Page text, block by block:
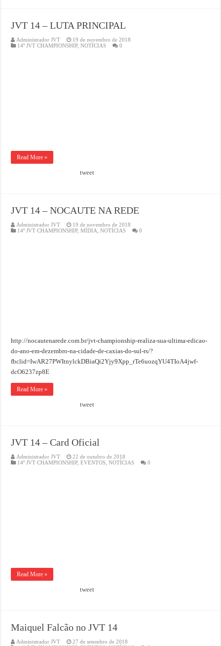
JVT 14 – LUTA PRINCIPAL
Administrador JVT
19 de novembro de 2018
14º JVT CHAMPIONSHIP,NOTÍCIAS 0
Read More »
tweet
JVT 14 – NOCAUTE NA REDE
Administrador JVT
19 de novembro de 2018
14º JVT CHAMPIONSHIP,MÍDIA ,NOTÍCIAS 0
http://nocautenarede.com.br/jvt-championship-realiza-sua-ultima-edicao-
do-ano-em-dezembro-na-cidade-de-caxias-do-sul-rs/?
fbclid=IwAR27PWItnylckDBiaQi2Yjy9Xpp_rTe6uozqYU4TIoA4jwf-
dcO6237zp8E
Read More »
tweet
JVT 14 – Card Oficial
Administrador JVT
22 de outubro de 2018
14º JVT CHAMPIONSHIP,EVENTOS ,NOTÍCIAS 0
Read More »
tweet
Maiquel Falcão no JVT 14
Administrador JVT
27 de setembro de 2018